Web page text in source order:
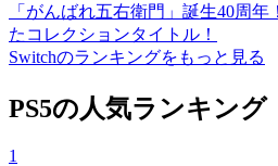
「がんばれ五右衛門」誕生40周
たコレクションタイトル！
Switchのランキングをもっと見る
PS5の人気ランキング
1